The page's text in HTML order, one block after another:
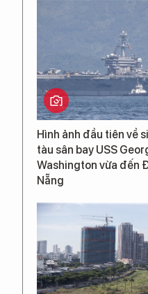
Hình ảnh đầu tiên về
tàu sân bay USS
Washington vừa đến
Nẵng